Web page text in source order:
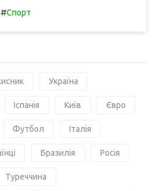
#Спорт
Україна
Іспанія Київ Євро
Футбол Італія
Бразилія Росія
Туреччина